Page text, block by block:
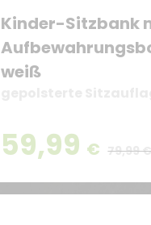
Kinder-Sitzbank
weiß
59,99 € 79,99 €